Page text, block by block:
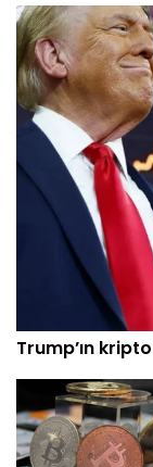
Trump’ın